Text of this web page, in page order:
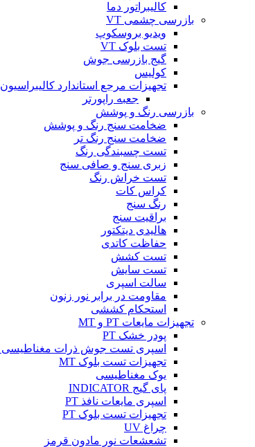
کالیبراتور دما
بازرسی چشمی VT
ویدیو بروسکوپ
تست بلوک VT
گیج بازرسی جوش
کولیس
تجهیزات مرجع استاندارد کالیبراسیون
جعبه راپورتر
بازرسی رنگ و پوشش
ضخامت سنج رنگ و پوشش
ضخامت سنج رنگ تر
تست چسبندگی رنگ
زبری سنج و صافی سنج
تست خراش رنگ
کراس کات
رنگ سنج
براقیت سنج
هالیدی دیتکتور
حفاظت کاتدی
تست کشش
تست سایش
سالت اسپری
مقاومت در برابر نور زنون
استحکام کششی
تجهیزات مایعات PT و MT
پودر خشک PT
اسپری تست جوش ذرات مغناطیسی MT
تجهیزات تست بلوک MT
یوک مغناطیسی
پای گیج INDICATOR
اسپری مایعات نافذ PT
تجهیزات تست بلوک PT
چراغ UV
تشعشعات نور مادون قرمز